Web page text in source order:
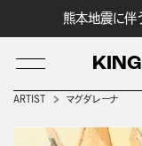
熊本地震に伴
ARTIST マグダレーナ